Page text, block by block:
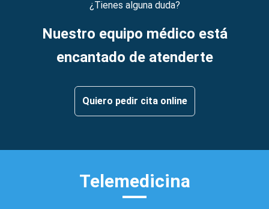
¿Tienes alguna duda?
Nuestro equipo médico está
encantado de atenderte
Quiero pedir cita online
Telemedicina